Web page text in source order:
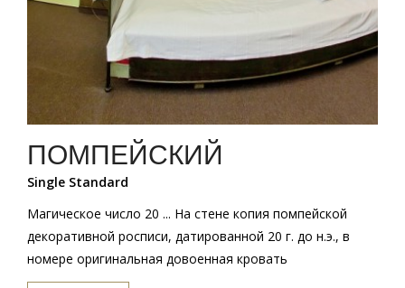
ПОМПЕЙСКИЙ
Single Standard
Магическое число 20 ... На стене копия помпейской
декоративной росписи, датированной 20 г. до н.э., в
номере оригинальная довоенная кровать